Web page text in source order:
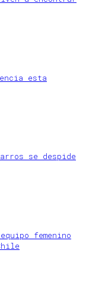
esta
se despide
femenino